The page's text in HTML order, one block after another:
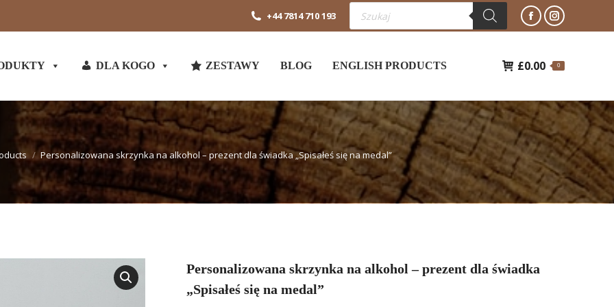
+44 7814 710 193
Wyszukiwarka
produktów
Facebook
się
nowym
oknie
Instagram
się
nowym
oknie
DLA KOGO ZESTAWY BLOG ENGLISH PRODUCTS £0.00 0
Personalizowana skrzynka na alkohol – prezent dla świadka „Spisałeś się na medal”
Personalizowana skrzynka na alkohol – prezent dla świadka
„Spisałeś się na medal”